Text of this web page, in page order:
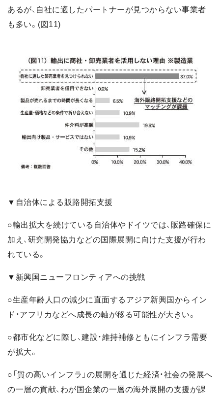
あるが、自社に適したパートナーが見つからない事業者
も多い。(図11)
▼自治体による販路開拓支援
○輸出拡大を続けている自治体やドイツでは、販路確保に
加え、研究開発協力などの国際展開に向けた支援が行わ
れている。
▼新興国ニューフロンティアへの挑戦
○生産年齢人口の減少に直面するアジア新興国からイン
ド・アフリカなどへ成長の軸が移る可能性が大きい。
○都市化などに際し、建設・維持補修ともにインフラ需要
が拡大。
○「質の高いインフラ」の展開を通じた経済・社会の発展へ
の一層の貢献、わが国企業の一層の海外展開の支援が課